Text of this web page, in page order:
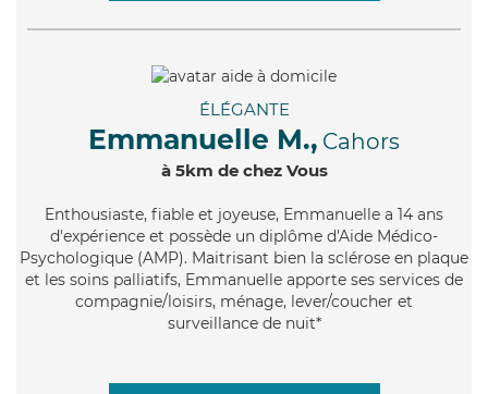
ÉLÉGANTE
Emmanuelle M., Cahors
à 5km de chez Vous
Enthousiaste, fiable et joyeuse, Emmanuelle a 14 ans
d'expérience et possède un diplôme d'Aide Médico-
Psychologique (AMP). Maitrisant bien la sclérose en plaque
et les soins palliatifs, Emmanuelle apporte ses services de
compagnie/loisirs, ménage, lever/coucher et
surveillance de nuit*